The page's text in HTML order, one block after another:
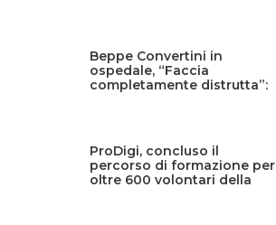
Beppe Convertini in
ospedale, “Faccia
completamente distrutta”:
ProDigi, concluso il
percorso di formazione per
oltre 600 volontari della